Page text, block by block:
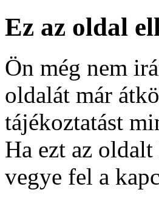
Ez az oldal
Ön még nem
oldalát már
tájékoztatást
Ha ezt az
vegye fel a